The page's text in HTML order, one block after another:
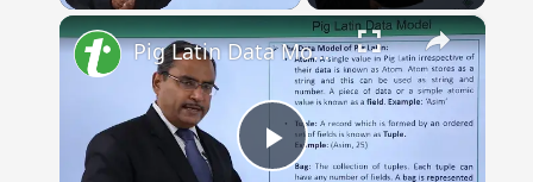
×
Play
Pig Latin Data Model